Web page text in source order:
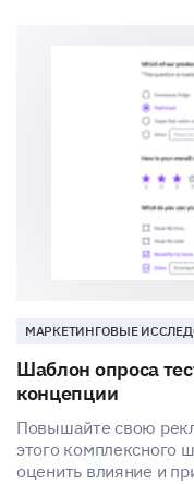
Now we'll ask
intent to purchase.
Did our
to purchase our
can you explain
МАРКЕТИНГОВЫЕ
Шаблон опроса
концепции
Повышайте свою
этого комплексного
оценить влияние и